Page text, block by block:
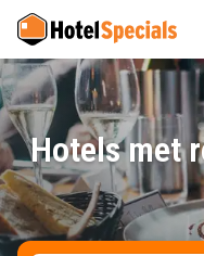
Hotels met